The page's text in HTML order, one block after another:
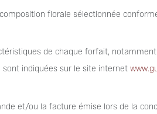
florale sélectionnée
de chaque forfait, notamment
indiquées sur le site internet
et/ou la facture émise lors de la